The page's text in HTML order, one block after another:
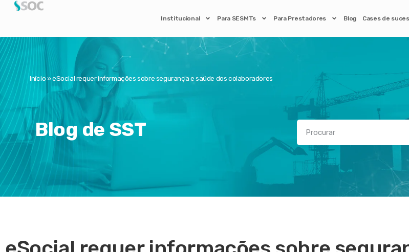
Institucional Para SESMTs Para Prestadores Blog Cases de
Início»eSocial requer informações sobre segurança e saúde dos colaboradores
Blog de SST